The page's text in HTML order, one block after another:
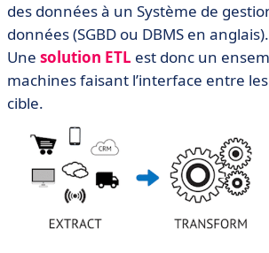
des données à un Système de
données (SGBD ou DBMS en anglais).
Une solution ETL est donc un
machines faisant l’interface entre
cible.